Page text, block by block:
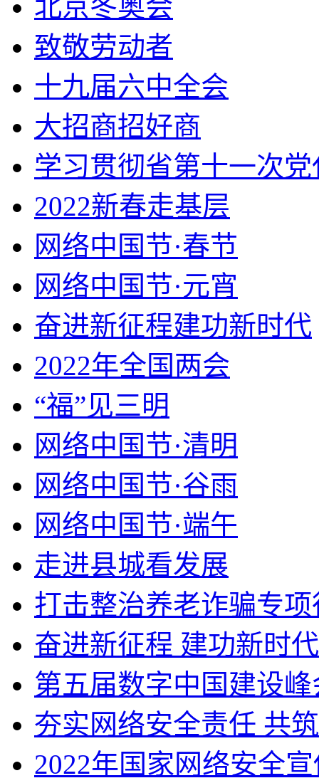
北京冬奥会
致敬劳动者
十九届六中全会
大招商招好商
学习贯彻省第十一次
2022新春走基层
网络中国节·春节
网络中国节·元宵
奋进新征程建功新时代
2022年全国两会
“福”见三明
网络中国节·清明
网络中国节·谷雨
网络中国节·端午
走进县城看发展
打击整治养老诈骗专项
奋进新征程 建功新时
第五届数字中国建设峰
夯实网络安全责任 共
2022年国家网络安全